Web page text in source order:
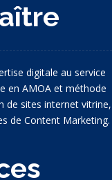
digitale au service
en AMOA et méthode
de sites internet vitrine,
de Content Marketing.